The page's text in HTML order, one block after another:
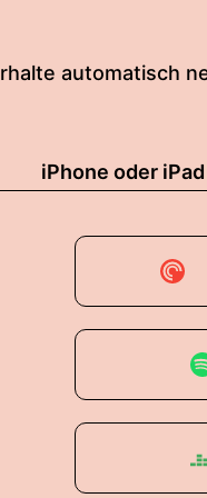
automatisch
iPhone oder iPad